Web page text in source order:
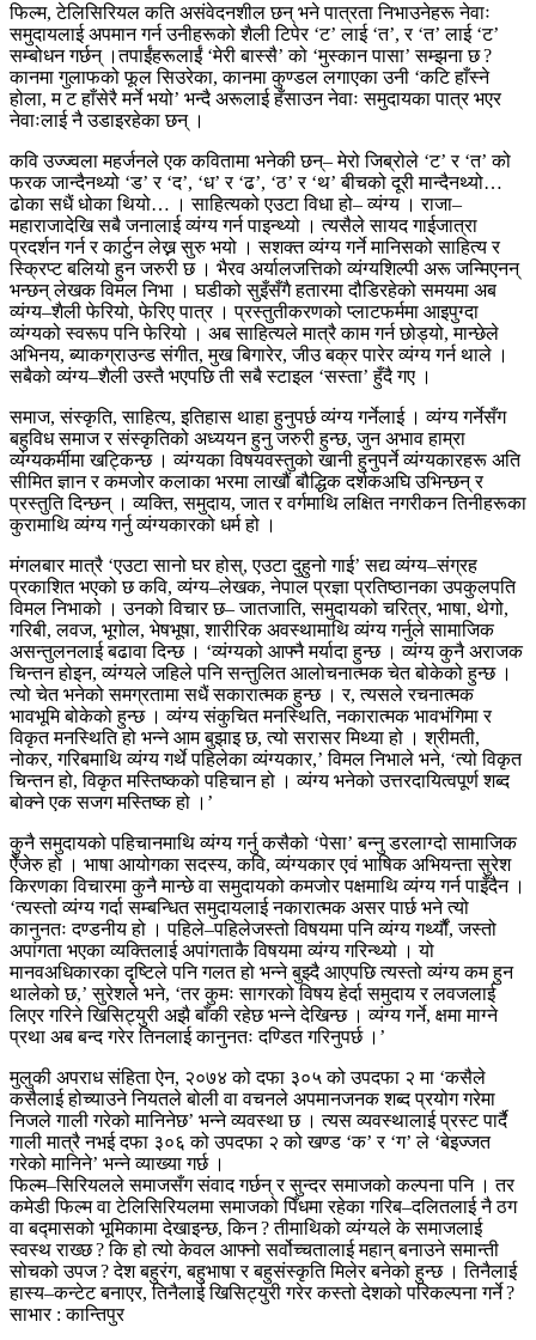
फिल्म, टेलिसिरियल कति असंवेदनशील छन् भने पात्रता निभाउनेहरू नेवाः
समुदायलाई अपमान गर्न उनीहरूको शैली टिपेर ‘ट’ लाई ‘त’, र ‘त’ लाई ‘ट’
सम्बोधन गर्छन् ।तपाईंहरूलाईं ‘मेरी बास्सै’ को ‘मुस्कान पासा’ सम्झना छ ?
कानमा गुलाफको फूल सिउरेका, कानमा कुण्डल लगाएका उनी ‘कटि हाँस्ने
होला, म ट हाँसेरै मर्ने भयो’ भन्दै अरूलाई हँसाउन नेवाः समुदायका पात्र भएर
नेवाःलाई नै उडाइरहेका छन् ।
कवि उज्ज्वला महर्जनले एक कवितामा भनेकी छन्– मेरो जिब्रोले ‘ट’ र ‘त’ को
फरक जान्दैनथ्यो ‘ड’ र ‘द’, ‘ध’ र ‘ढ’, ‘ठ’ र ‘थ’ बीचको दूरी मान्दैनथ्यो…
ढोका सधैं धोका थियो… । साहित्यको एउटा विधा हो– व्यंग्य । राजा–
महाराजादेखि सबै जनालाई व्यंग्य गर्न पाइन्थ्यो । त्यसैले सायद गाईजात्रा
प्रदर्शन गर्न र कार्टुन लेख्न सुरु भयो । सशक्त व्यंग्य गर्ने मानिसको साहित्य र
स्क्रिप्ट बलियो हुन जरुरी छ । भैरव अर्यालजत्तिको व्यंग्यशिल्पी अरू जन्मिएनन्
भन्छन् लेखक विमल निभा । घडीको सुइँसँगै हतारमा दौडिरहेको समयमा अब
व्यंग्य–शैली फेरियो, फेरिए पात्र । प्रस्तुतीकरणको प्लाटफर्ममा आइपुग्दा
व्यंग्यको स्वरूप पनि फेरियो । अब साहित्यले मात्रै काम गर्न छोड्यो, मान्छेले
अभिनय, ब्याकग्राउन्ड संगीत, मुख बिगारेर, जीउ बक्र पारेर व्यंग्य गर्न थाले ।
सबैको व्यंग्य–शैली उस्तै भएपछि ती सबै स्टाइल ‘सस्ता’ हुँदै गए ।
समाज, संस्कृति, साहित्य, इतिहास थाहा हुनुपर्छ व्यंग्य गर्नेलाई । व्यंग्य गर्नेसँग
बहुविध समाज र संस्कृतिको अध्ययन हुनु जरुरी हुन्छ, जुन अभाव हाम्रा
व्यंग्यकर्मीमा खट्किन्छ । व्यंग्यका विषयवस्तुको खानी हुनुपर्ने व्यंग्यकारहरू अति
सीमित ज्ञान र कमजोर कलाका भरमा लाखौं बौद्धिक दर्शकअघि उभिन्छन् र
प्रस्तुति दिन्छन् । व्यक्ति, समुदाय, जात र वर्गमाथि लक्षित नगरीकन तिनीहरूका
कुरामाथि व्यंग्य गर्नु व्यंग्यकारको धर्म हो ।
मंगलबार मात्रै ‘एउटा सानो घर होस्, एउटा दुहुनो गाई’ सद्य व्यंग्य–संग्रह
प्रकाशित भएको छ कवि, व्यंग्य–लेखक, नेपाल प्रज्ञा प्रतिष्ठानका उपकुलपति
विमल निभाको । उनको विचार छ– जातजाति, समुदायको चरित्र, भाषा, थेगो,
गरिबी, लवज, भूगोल, भेषभूषा, शारीरिक अवस्थामाथि व्यंग्य गर्नुले सामाजिक
असन्तुलनलाई बढावा दिन्छ । ‘व्यंग्यको आफ्नै मर्यादा हुन्छ । व्यंग्य कुनै अराजक
चिन्तन होइन, व्यंग्यले जहिले पनि सन्तुलित आलोचनात्मक चेत बोकेको हुन्छ ।
त्यो चेत भनेको समग्रतामा सधैं सकारात्मक हुन्छ । र, त्यसले रचनात्मक
भावभूमि बोकेको हुन्छ । व्यंग्य संकुचित मनस्थिति, नकारात्मक भावभंगिमा र
विकृत मनस्थिति हो भन्ने आम बुझाइ छ, त्यो सरासर मिथ्या हो । श्रीमती,
नोकर, गरिबमाथि व्यंग्य गर्थे पहिलेका व्यंग्यकार,’ विमल निभाले भने, ‘त्यो विकृत
चिन्तन हो, विकृत मस्तिष्कको पहिचान हो । व्यंग्य भनेको उत्तरदायित्वपूर्ण शब्द
बोक्ने एक सजग मस्तिष्क हो ।’
कुनै समुदायको पहिचानमाथि व्यंग्य गर्नु कसैको ‘पेसा’ बन्नु डरलाग्दो सामाजिक
ऐँजेरु हो । भाषा आयोगका सदस्य, कवि, व्यंग्यकार एवं भाषिक अभियन्ता सुरेश
किरणका विचारमा कुनै मान्छे वा समुदायको कमजोर पक्षमाथि व्यंग्य गर्न पाइँदैन ।
‘त्यस्तो व्यंग्य गर्दा सम्बन्धित समुदायलाई नकारात्मक असर पार्छ भने त्यो
कानुनतः दण्डनीय हो । पहिले–पहिलेजस्तो विषयमा पनि व्यंग्य गर्थ्यौं, जस्तो
अपांगता भएका व्यक्तिलाई अपांगताकै विषयमा व्यंग्य गरिन्थ्यो । यो
मानवअधिकारका दृष्टिले पनि गलत हो भन्ने बुझ्दै आएपछि त्यस्तो व्यंग्य कम हुन
थालेको छ,’ सुरेशले भने, ‘तर कुमः सागरको विषय हेर्दा समुदाय र लवजलाई
लिएर गरिने खिसिट्युरी अझै बाँकी रहेछ भन्ने देखिन्छ । व्यंग्य गर्ने, क्षमा माग्ने
प्रथा अब बन्द गरेर तिनलाई कानुनतः दण्डित गरिनुपर्छ ।’
मुलुकी अपराध संहिता ऐन, २०७४ को दफा ३०५ को उपदफा २ मा ‘कसैले
कसैलाई होच्याउने नियतले बोली वा वचनले अपमानजनक शब्द प्रयोग गरेमा
निजले गाली गरेको मानिनेछ’ भन्ने व्यवस्था छ । त्यस व्यवस्थालाई प्रस्ट पार्दै
गाली मात्रै नभई दफा ३०६ को उपदफा २ को खण्ड ‘क’ र ‘ग’ ले ‘बेइज्जत
गरेको मानिने’ भन्ने व्याख्या गर्छ ।
फिल्म–सिरियलले समाजसँग संवाद गर्छन् र सुन्दर समाजको कल्पना पनि । तर
कमेडी फिल्म वा टेलिसिरियलमा समाजको पिँधमा रहेका गरिब–दलितलाई नै ठग
वा बद्मासको भूमिकामा देखाइन्छ, किन ? तीमाथिको व्यंग्यले के समाजलाई
स्वस्थ राख्छ ? कि हो त्यो केवल आफ्नो सर्वोच्चतालाई महान् बनाउने समान्ती
सोचको उपज ? देश बहुरंग, बहुभाषा र बहुसंस्कृति मिलेर बनेको हुन्छ । तिनैलाई
हास्य–कन्टेट बनाएर, तिनैलाई खिसिट्युरी गरेर कस्तो देशको परिकल्पना गर्ने ?
साभार : कान्तिपुर